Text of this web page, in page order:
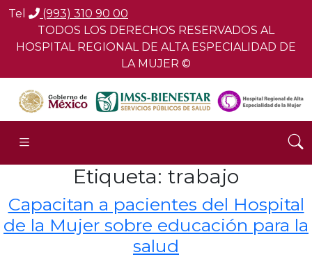
Tel
(993) 310 90 00
TODOS LOS DERECHOS RESERVADOS AL
HOSPITAL REGIONAL DE ALTA ESPECIALIDAD DE
LA MUJER ©
Etiqueta: trabajo
Capacitan a pacientes del Hospital
de la Mujer sobre educación para la
salud